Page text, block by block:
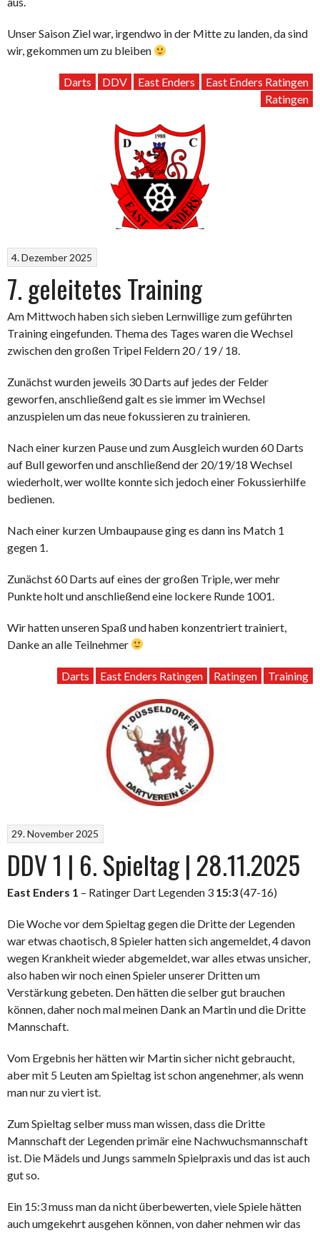
Unser Saison Ziel war, irgendwo in der Mitte zu landen, da sind
wir, gekommen um zu bleiben
Darts DDV East Enders
East Enders Ratingen
Ratingen
4. Dezember 2025
7. geleitetes Training
Am Mittwoch haben sich sieben Lernwillige zum geführten
Training eingefunden. Thema des Tages waren die Wechsel
zwischen den großen Tripel Feldern 20 / 19 / 18.
Zunächst wurden jeweils 30 Darts auf jedes der Felder
geworfen, anschließend galt es sie immer im Wechsel
anzuspielen um das neue fokussieren zu trainieren.
Nach einer kurzen Pause und zum Ausgleich wurden 60 Darts
auf Bull geworfen und anschließend der 20/19/18 Wechsel
wiederholt, wer wollte konnte sich jedoch einer Fokussierhilfe
bedienen.
Nach einer kurzen Umbaupause ging es dann ins Match 1
gegen 1.
Zunächst 60 Darts auf eines der großen Triple, wer mehr
Punkte holt und anschließend eine lockere Runde 1001.
Wir hatten unseren Spaß und haben konzentriert trainiert,
Danke an alle Teilnehmer
Darts East Enders Ratingen Ratingen Training
29. November 2025
DDV 1 | 6. Spieltag | 28.11.2025
East Enders 1 – Ratinger Dart Legenden 3 15:3(47-16)
Die Woche vor dem Spieltag gegen die Dritte der Legenden
war etwas chaotisch, 8 Spieler hatten sich angemeldet, 4 davon
wegen Krankheit wieder abgemeldet, war alles etwas unsicher,
also haben wir noch einen Spieler unserer Dritten um
Verstärkung gebeten. Den hätten die selber gut brauchen
können, daher noch mal meinen Dank an Martin und die Dritte
Mannschaft.
Vom Ergebnis her hätten wir Martin sicher nicht gebraucht,
aber mit 5 Leuten am Spieltag ist schon angenehmer, als wenn
man nur zu viert ist.
Zum Spieltag selber muss man wissen, dass die Dritte
Mannschaft der Legenden primär eine Nachwuchsmannschaft
ist. Die Mädels und Jungs sammeln Spielpraxis und das ist auch
gut so.
Ein 15:3 muss man da nicht überbewerten, viele Spiele hätten
auch umgekehrt ausgehen können, von daher nehmen wir das